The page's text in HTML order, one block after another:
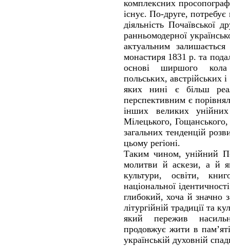
комплексних
існує. По-друге, потребує
діяльність Почаївської
ранньомодерної
актуальним
монастиря 1831 р. та
основі ширшого
польських, австрійських
яких нині є більш
перспективним є
інших великих
Мілецького,
загальних тенденцій
цьому регіоні.
Таким чином, унійний
молитви й аскези, а й
культури, освіти,
національної
глибокий, хоча й значно
літургійній традиції та
який пережив
продовжує жити в
українській духовній